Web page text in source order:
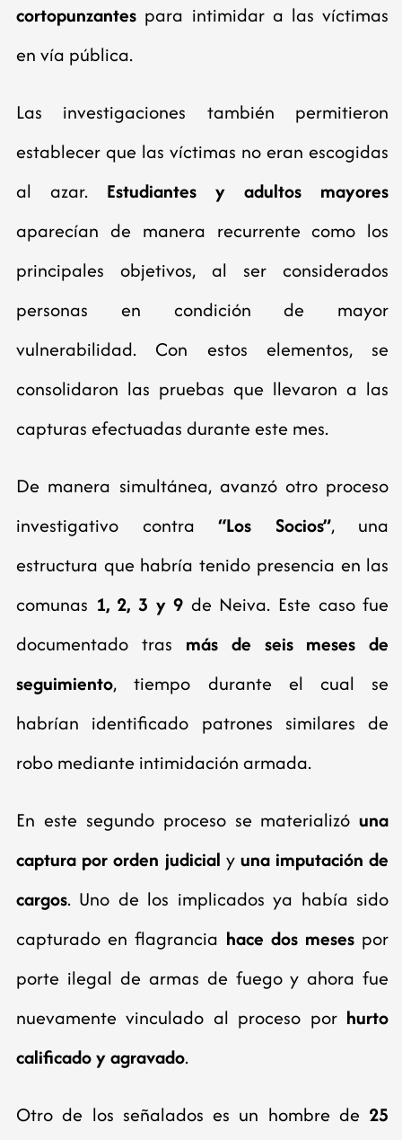
cortopunzantes para intimidar a las víctimas
en vía pública.
Las investigaciones también permitieron
establecer que las víctimas no eran escogidas
al azar. Estudiantes y adultos mayores
aparecían de manera recurrente como los
principales objetivos, al ser considerados
personas en condición de mayor
vulnerabilidad. Con estos elementos, se
consolidaron las pruebas que llevaron a las
capturas efectuadas durante este mes.
De manera simultánea, avanzó otro proceso
investigativo contra“Los Socios”, una
estructura que habría tenido presencia en las
comunas 1, 2, 3 y 9 de Neiva. Este caso fue
documentado tras más de seis meses de
seguimiento, tiempo durante el cual se
habrían identificado patrones similares de
robo mediante intimidación armada.
En este segundo proceso se materializóuna
captura por orden judicial y una imputación de
cargos. Uno de los implicados ya había sido
capturado en flagrancia hace dos meses por
porte ilegal de armas de fuego y ahora fue
nuevamente vinculado al proceso por hurto
calificado y agravado.
Otro de los señalados es un hombre de 25